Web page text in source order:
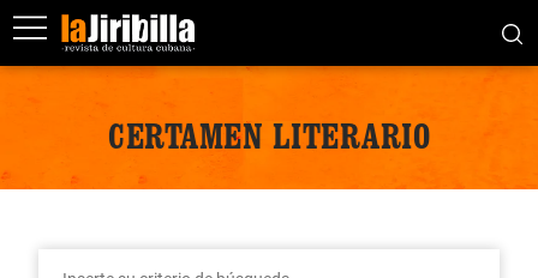
CERTAMEN LITERARIO